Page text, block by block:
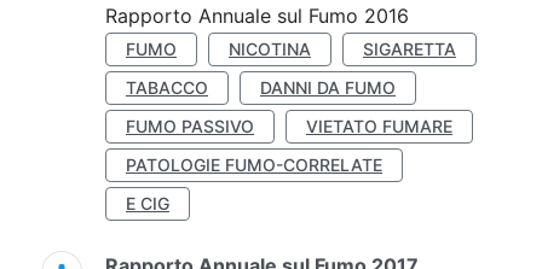
Rapporto Annuale sul Fumo 2016
FUMO NICOTINA
SIGARETTA
TABACCO
DANNI DA FUMO
FUMO PASSIVO
VIETATO FUMARE
PATOLOGIE FUMO-CORRELATE
E CIG